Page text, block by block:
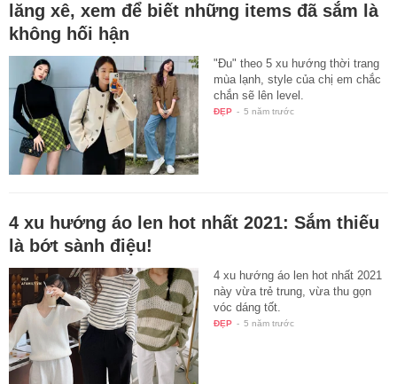
lăng xê, xem để biết những items đã sắm là
không hối hận
"Đu" theo 5 xu hướng thời trang
mùa lạnh, style của chị em chắc
chắn sẽ lên level.
ĐẸP - 5 năm trước
4 xu hướng áo len hot nhất 2021: Sắm thiếu
là bớt sành điệu!
4 xu hướng áo len hot nhất 2021
này vừa trẻ trung, vừa thu gọn
vóc dáng tốt.
ĐẸP - 5 năm trước